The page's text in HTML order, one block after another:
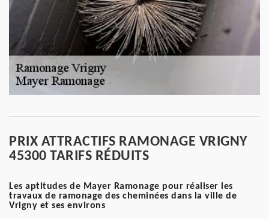
PRIX ATTRACTIFS RAMONAGE VRIGNY
45300 TARIFS RÉDUITS
Les aptitudes de Mayer Ramonage pour réaliser les
travaux de ramonage des cheminées dans la ville de
Vrigny et ses environs